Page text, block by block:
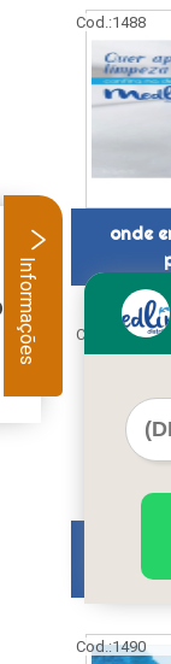
Cod.:1488
onde
Cod.: 1489
Cod.:1490
Informações